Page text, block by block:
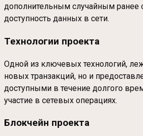
дополнительным случайным ранее
доступность данных в сети.
Технологии проекта
Одной из ключевых технологий,
новых транзакций, но и
доступными в течение долгого
участие в сетевых операциях.
Блокчейн проекта